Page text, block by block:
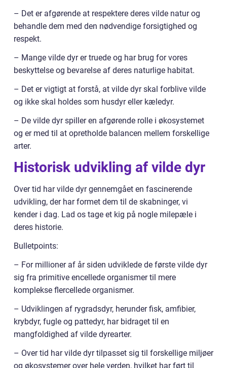
– Det er afgørende at respektere deres vilde natur og
behandle dem med den nødvendige forsigtighed og
respekt.
– Mange vilde dyr er truede og har brug for vores
beskyttelse og bevarelse af deres naturlige habitat.
– Det er vigtigt at forstå, at vilde dyr skal forblive vilde
og ikke skal holdes som husdyr eller kæledyr.
– De vilde dyr spiller en afgørende rolle i økosystemet
og er med til at opretholde balancen mellem forskellige
arter.
Historisk udvikling af vilde dyr
Over tid har vilde dyr gennemgået en fascinerende
udvikling, der har formet dem til de skabninger, vi
kender i dag. Lad os tage et kig på nogle milepæle i
deres historie.
Bulletpoints:
– For millioner af år siden udviklede de første vilde dyr
sig fra primitive encellede organismer til mere
komplekse flercellede organismer.
– Udviklingen af rygradsdyr, herunder fisk, amfibier,
krybdyr, fugle og pattedyr, har bidraget til en
mangfoldighed af vilde dyrearter.
– Over tid har vilde dyr tilpasset sig til forskellige miljøer
og økosystemer over hele verden, hvilket har ført til